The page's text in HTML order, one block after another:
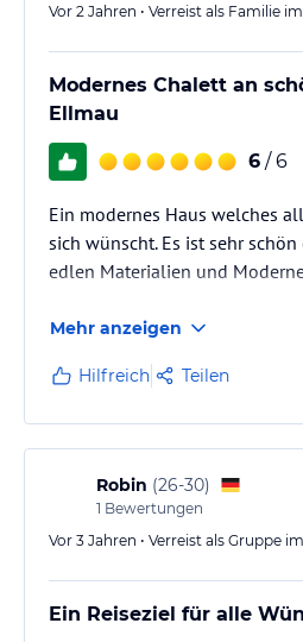
Vor 2 Jahren • Verreist als Familie
Modernes Chalett an
Ellmau
6 / 6
Ein modernes Haus welches
sich wünscht. Es ist sehr
edlen Materialien und
Mehr anzeigen
Hilfreich Teilen
Robin (26-30)
1 Bewertungen
Vor 3 Jahren • Verreist als Gruppe
Ein Reiseziel für alle